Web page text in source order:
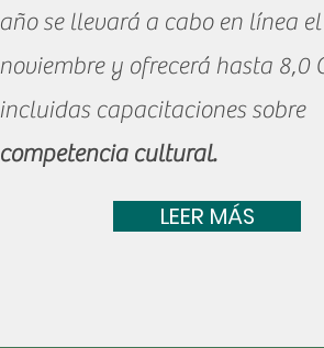
año se llevará a cabo en línea
noviembre y ofrecerá hasta 8,0
incluidas capacitaciones sobre
competencia cultural.
LEER MÁS